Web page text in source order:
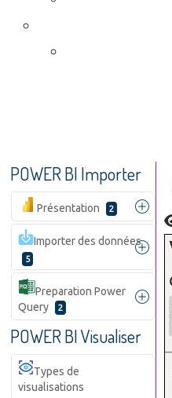
POWER BI Importer
Présentation 2
Importer des données
5
Preparation Power
Query
2
POWER BI Visualiser
Types de
visualisations